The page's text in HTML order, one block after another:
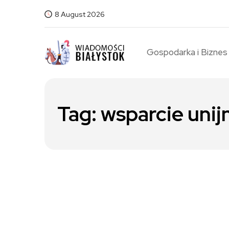
8 August 2026
Gospodarka i Biznes
Tag:wsparcie